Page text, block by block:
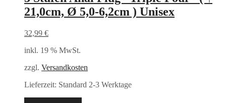
21,0cm, Ø 5,0-6,2cm ) Unisex
32,99 €
inkl. 19 % MwSt.
zzgl. Versandkosten
Lieferzeit: Standard 2-3 Werktage